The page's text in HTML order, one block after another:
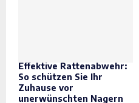
Effektive Rattenabwehr:
So schützen Sie Ihr
Zuhause vor
unerwünschten Nagern